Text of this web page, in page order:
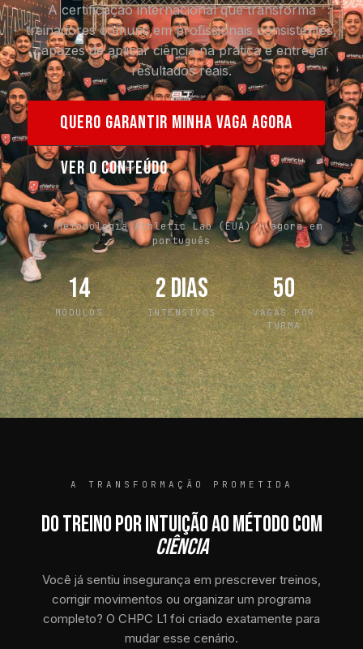
A certificação internacional que transforma
treinadores comuns em profissionais consistentes,
capazes de aplicar ciência na prática e entregar
resultados reais.
QUERO GARANTIR MINHA VAGA AGORA
VER O CONTEÚDO
✦ Metodologia Athletic Lab (EUA) · agora em
português
14
MÓDULOS
2 dias
INTENSIVOS
50
VAGAS POR
TURMA
A TRANSFORMAÇÃO PROMETIDA
DO TREINO POR INTUIÇÃO AO MÉTODO COM
CIÊNCIA
Você já sentiu insegurança em prescrever treinos,
corrigir movimentos ou organizar um programa
completo? O CHPC L1 foi criado exatamente para
mudar esse cenário.